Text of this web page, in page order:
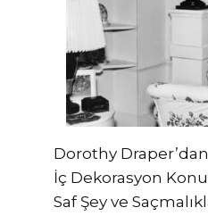
Dorothy
İç Dekorasyon
Saf Şey ve